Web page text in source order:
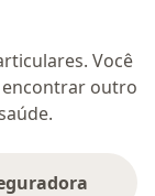
Você
outro